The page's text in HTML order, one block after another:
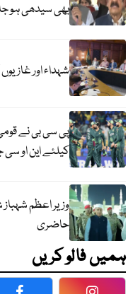
بھی سیدھی ہو
شہداء اور
پی سی بی نے
کیلئے این او سی
وزیر اعظم
حاضری
ہمیں فالو کریں